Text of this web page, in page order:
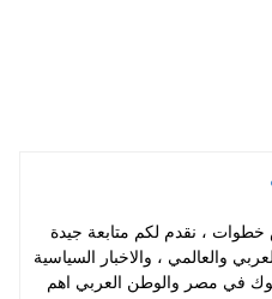
، نقدم لكم متابعة جيدة
والعالمي ، والاخبار السياسية
في مصر والوطن العربي اهم